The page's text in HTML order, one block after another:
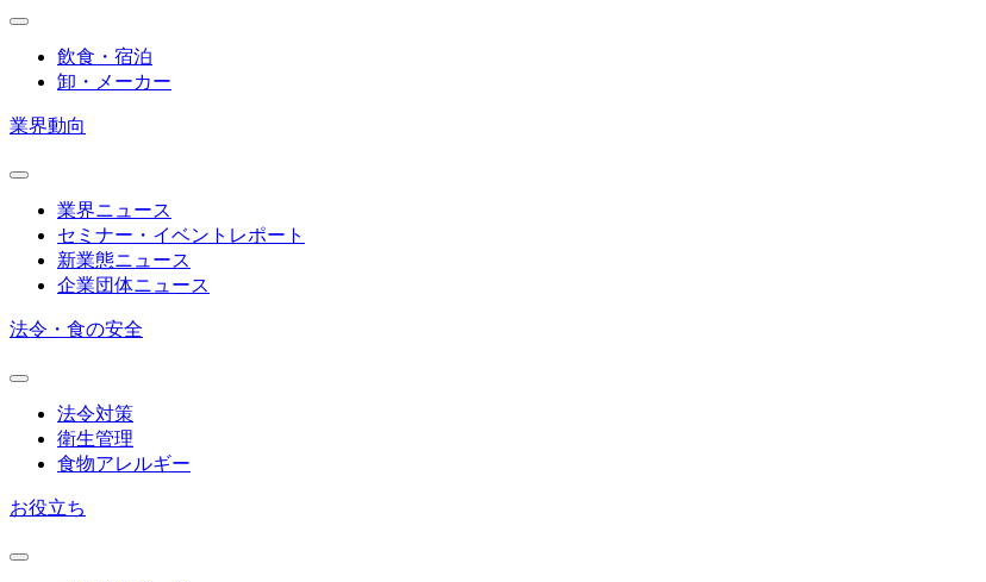
飲食・宿泊
卸・メーカー
業界動向
業界ニュース
セミナー・イベントレポート
新業態ニュース
企業団体ニュース
法令・食の安全
法令対策
衛生管理
食物アレルギー
お役立ち